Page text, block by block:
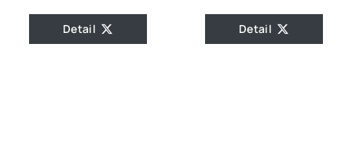
Detail Detail